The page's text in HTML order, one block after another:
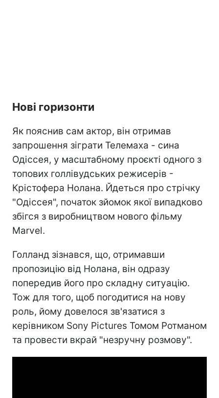
Нові горизонти
Як пояснив сам актор, він отримав
запрошення зіграти Телемаха - сина
Одіссея, у масштабному проєкті одного з
топових голлівудських режисерів -
Крістофера Нолана. Йдеться про стрічку
"Одіссея", початок зйомок якої випадково
збігся з виробництвом нового фільму
Marvel.
Голланд зізнався, що, отримавши
пропозицію від Нолана, він одразу
попередив його про складну ситуацію.
Тож для того, щоб погодитися на нову
роль, йому довелося зв'язатися з
керівником Sony Pictures Томом Ротманом
та провести вкрай "незручну розмову".